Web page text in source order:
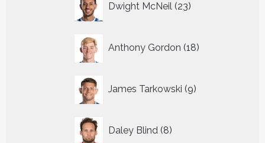
Dwight McNeil 23
producten
Anthony Gordon 18
producten
James Tarkowski 9
producten
Daley Blind 8
producten